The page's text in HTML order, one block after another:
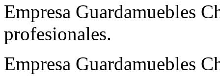
Empresa Guardamuebles
profesionales.
Empresa Guardamuebles